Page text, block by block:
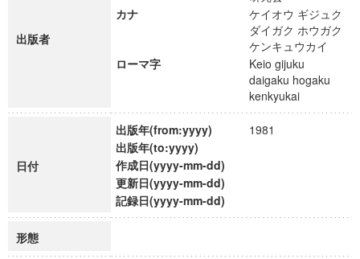
出版者
カナ
ケイオウ ギジュク
ダイガク ホウガク
ケンキュウカイ
ローマ字
Keio gijuku
daigaku hogaku
kenkyukai
日付
出版年(from:yyyy)
1981
出版年(to:yyyy)
作成日(yyyy-mm-dd)
更新日(yyyy-mm-dd)
記録日(yyyy-mm-dd)
形態